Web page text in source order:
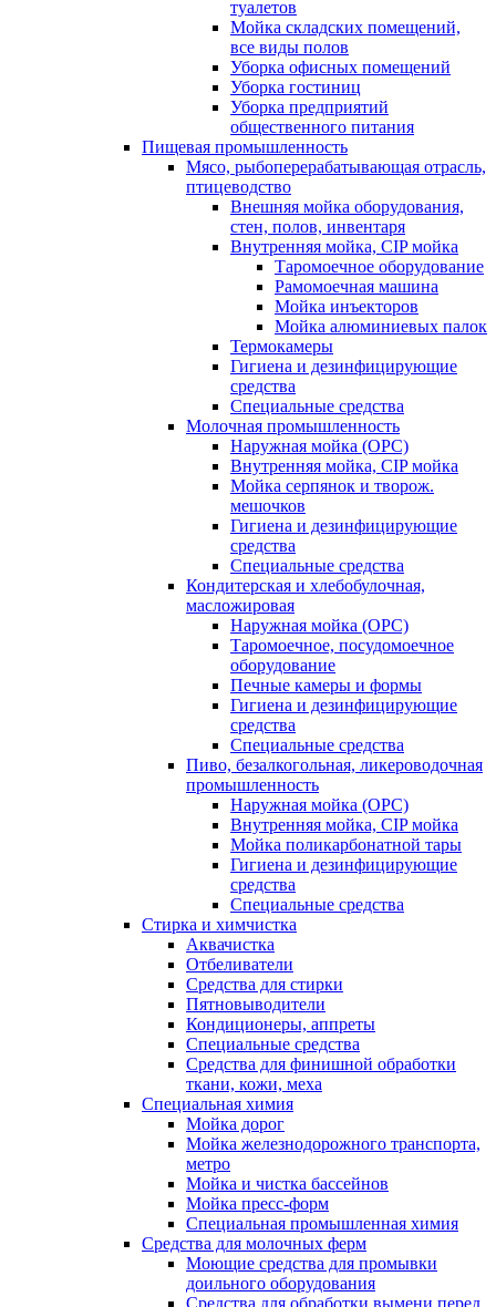
туалетов
Мойка складских помещений,
все виды полов
Уборка офисных помещений
Уборка гостиниц
Уборка предприятий
общественного питания
Пищевая промышленность
Мясо, рыбоперерабатывающая отрасль,
птицеводство
Внешняя мойка оборудования,
стен, полов, инвентаря
Внутренняя мойка, CIP мойка
Таромоечное оборудование
Рамомоечная машина
Мойка инъекторов
Мойка алюминиевых палок
Термокамеры
Гигиена и дезинфицирующие
средства
Специальные средства
Молочная промышленность
Наружная мойка (ОРС)
Внутренняя мойка, CIP мойка
Мойка серпянок и творож.
мешочков
Гигиена и дезинфицирующие
средства
Специальные средства
Кондитерская и хлебобулочная,
масложировая
Наружная мойка (ОРС)
Таромоечное, посудомоечное
оборудование
Печные камеры и формы
Гигиена и дезинфицирующие
средства
Специальные средства
Пиво, безалкогольная, ликероводочная
промышленность
Наружная мойка (ОРС)
Внутренняя мойка, CIP мойка
Мойка поликарбонатной тары
Гигиена и дезинфицирующие
средства
Специальные средства
Стирка и химчистка
Аквачистка
Отбеливатели
Средства для стирки
Пятновыводители
Кондиционеры, аппреты
Специальные средства
Средства для финишной обработки
ткани, кожи, меха
Специальная химия
Мойка дорог
Мойка железнодорожного транспорта,
метро
Мойка и чистка бассейнов
Мойка пресс-форм
Специальная промышленная химия
Средства для молочных ферм
Моющие средства для промывки
доильного оборудования
Средства для обработки вымени перед